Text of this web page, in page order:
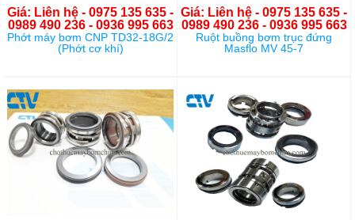
Giá: Liên hệ - 0975 135 635 -
0989 490 236 - 0936 995 663
Phớt máy bơm CNP TD32-18G/2
(Phớt cơ khí)
Giá: Liên hệ - 0975 135 635 -
0989 490 236 - 0936 995 663
Ruột buồng bơm trục đứng
Masflo MV 45-7